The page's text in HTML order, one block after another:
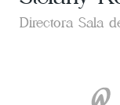
Directora Sala